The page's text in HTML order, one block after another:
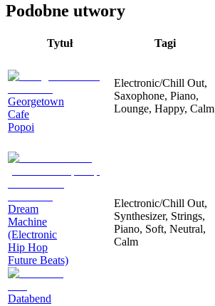
Podobne utwory
Tytuł Tagi
Georgetown
Cafe
Popoi
Electronic/Chill Out,
Saxophone, Piano,
Lounge, Happy, Calm
Dream
Machine
(Electronic
Hip Hop
Future Beats)
Databend
Electronic/Chill Out,
Synthesizer, Strings,
Piano, Soft, Neutral,
Calm